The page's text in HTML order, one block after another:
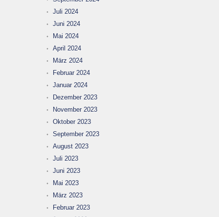
Juli 2024
Juni 2024
Mai 2024
April 2024
März 2024
Februar 2024
Januar 2024
Dezember 2023
November 2023
Oktober 2023
September 2023
August 2023
Juli 2023
Juni 2023
Mai 2023
März 2023
Februar 2023